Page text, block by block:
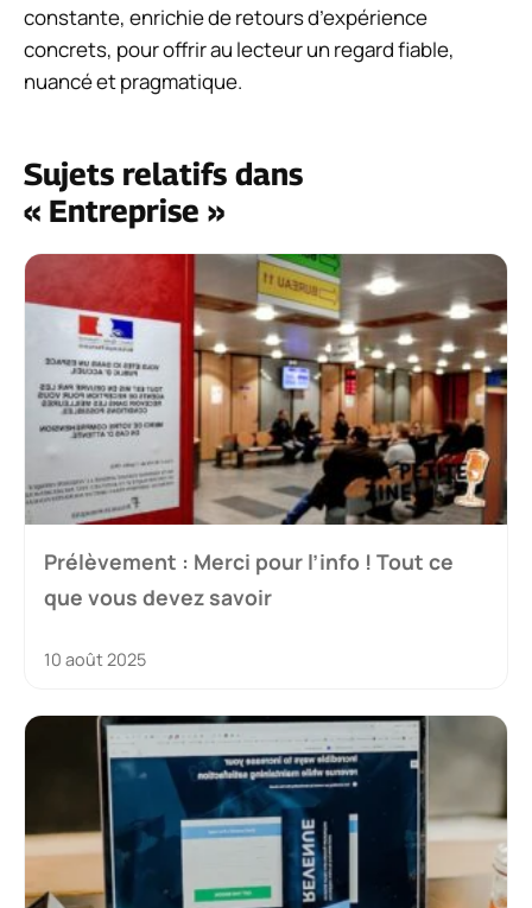
constante, enrichie de retours d’expérience
concrets, pour offrir au lecteur un regard fiable,
nuancé et pragmatique.
Sujets relatifs dans
« Entreprise »
Prélèvement : Merci pour l’info ! Tout ce
que vous devez savoir
10 août 2025